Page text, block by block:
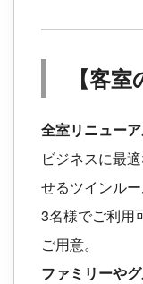
【客
全室リニューア
ビジネスに最
せるツインルー
3名様でご利用
ご用意。
ファミリーや